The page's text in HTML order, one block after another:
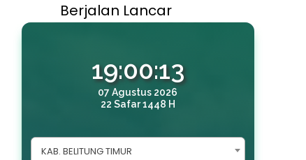
Berjalan Lancar
19:00:15
07 Agustus 2026
22 Safar 1448 H
KAB. BELITUNG TIMUR